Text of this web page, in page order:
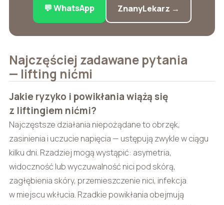
💬 WhatsApp ZnanyLekarz →
Najczęściej zadawane pytania
— lifting nićmi
Jakie ryzyko i powikłania wiążą się
z liftingiem nićmi?
Najczęstsze działania niepożądane to obrzęk,
zasinienia i uczucie napięcia — ustępują zwykle w ciągu
kilku dni. Rzadziej mogą wystąpić: asymetria,
widoczność lub wyczuwalność nici pod skórą,
zagłębienia skóry, przemieszczenie nici, infekcja
w miejscu wkłucia. Rzadkie powikłania obejmują